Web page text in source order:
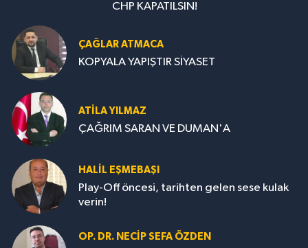
CHP KAPATILSIN!
ÇAĞLAR ATMACA
KOPYALA YAPIŞTIR SİYASET
ATILA YILMAZ
ÇAĞRIM SARAN VE DUMAN'A
HALIL EŞMEBAŞI
Play-Off öncesi, tarihten gelen sese kulak
verin!
OP. DR. NECIP SEFA ÖZDEN